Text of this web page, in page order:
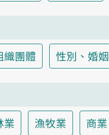
織團體 性別、婚姻
業 漁牧業 商業